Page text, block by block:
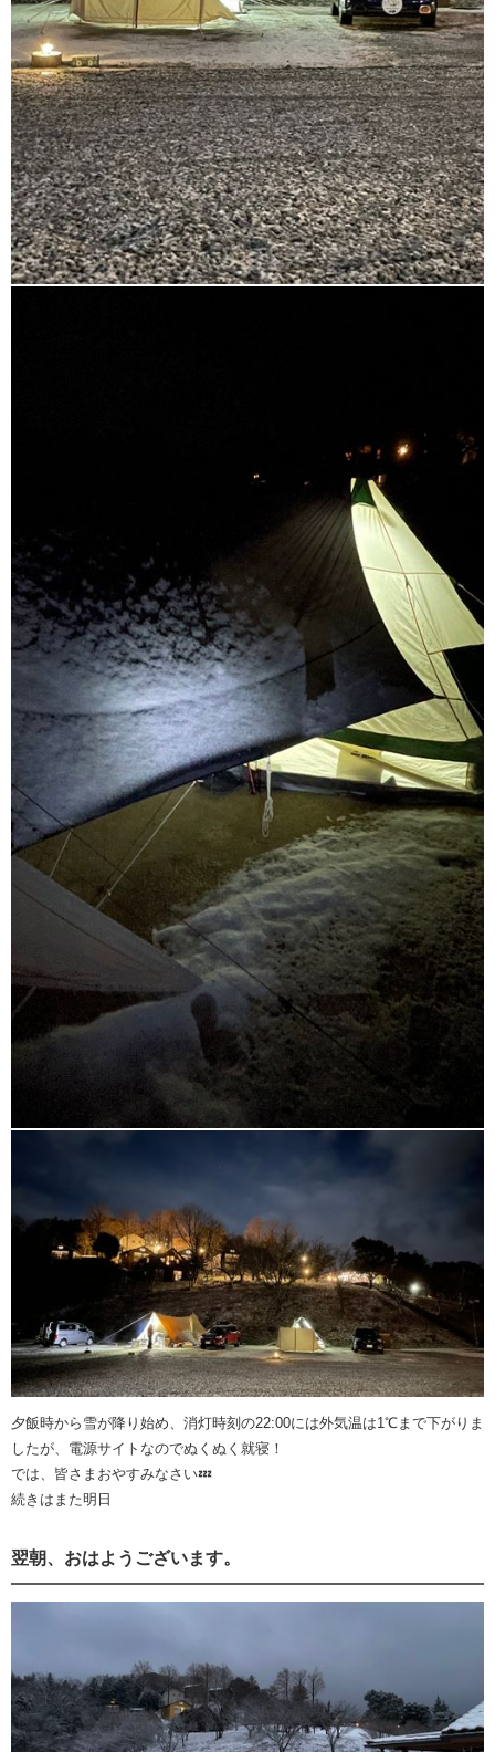
夕飯時から雪が降り始め、消灯時刻の22:00には外気温は1℃まで下がりま
したが、電源サイトなのでぬくぬく就寝！
では、皆さまおやすみなさい💤
続きはまた明日
翌朝、おはようございます。